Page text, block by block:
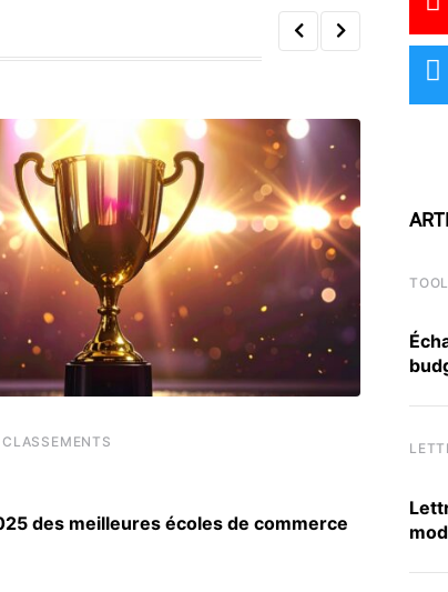
CLASSEMENTS
des meilleures écoles de commerce
ACTU